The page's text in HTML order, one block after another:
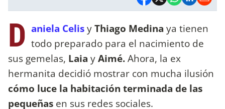
D aniela CelisyThiago Medina ya tienen
todo preparado para el nacimiento de
sus gemelas, Laia yAimé.Ahora, la ex
hermanita decidió mostrar con mucha ilusión
cómo luce la habitación terminada de las
pequeñas en sus redes sociales.